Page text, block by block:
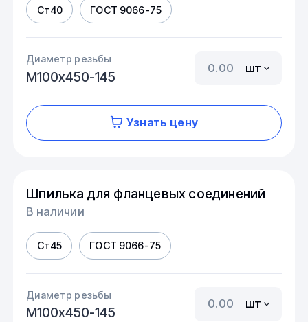
Ст40 ГОСТ 9066-75
Диаметр резьбы
М100х450-145
шт
Узнать цену
Шпилька для фланцевых соединений
В наличии
Ст45 ГОСТ 9066-75
Диаметр резьбы
М100х450-145
шт